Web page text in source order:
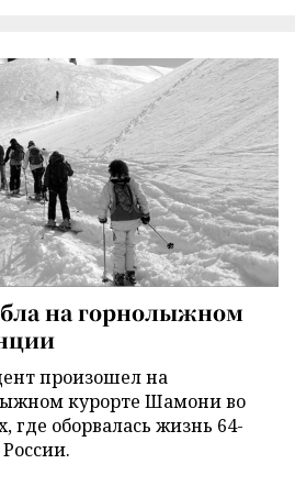
на горнолыжном
произошел на
курорте Шамони во
где оборвалась жизнь 64-